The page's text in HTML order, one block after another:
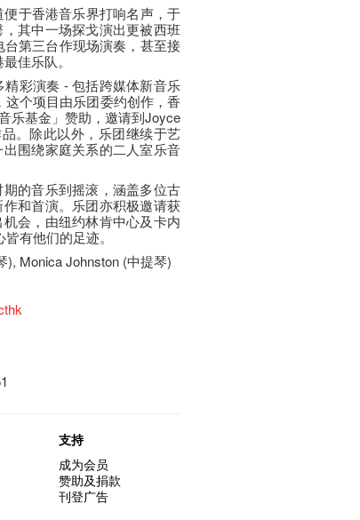
于香港音乐界打响名声，于
其中一场探戈演出更被西班
第三台作现场演奏，甚至接
佳乐队。
彩演奏 - 包括跨媒体新音乐
个项目由乐团委约创作，香
乐基金」赞助，邀请到Joyce
。除此以外，乐团继续于艺
围绕家庭关系的二人室乐音
的音乐到摇滚，涵盖多位古
和首演。乐团亦积极邀请获
会，由纽约林肯中心及卡内
有他们的足迹。
), Monica Johnston (中提琴)
支持
成为会员
赞助及捐款
刊登广告